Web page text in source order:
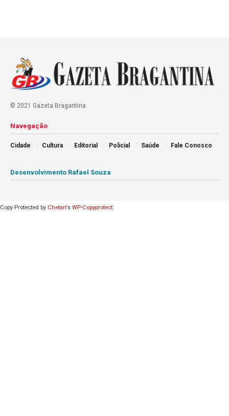
© 2021 Gazeta Bragantina
Navegação
Cidade Cultura Editorial Policial Saúde Fale Conosco
Desenvolvimento Rafael Souza
Copy Protected by Chetan's WP-Copyprotect.